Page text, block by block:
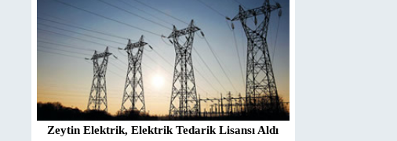
Zeytin Elektrik, Elektrik Tedarik Lisansı Aldı